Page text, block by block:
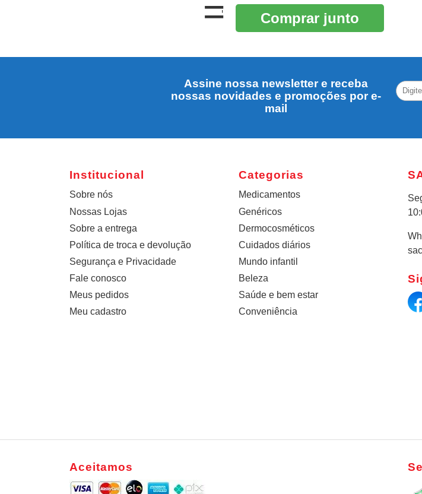
Comprar junto
Assine nossa newsletter e receba
nossas novidades e promoções por e-
mail
Institucional
Sobre nós
Nossas Lojas
Sobre a entrega
Política de troca e devolução
Segurança e Privacidade
Fale conosco
Meus pedidos
Meu cadastro
Categorias
Medicamentos
Genéricos
Dermocosméticos
Cuidados diários
Mundo infantil
Beleza
Saúde e bem estar
Conveniência
Aceitamos